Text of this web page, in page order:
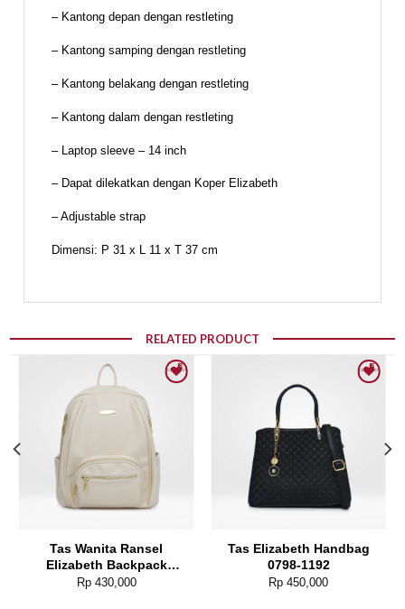
– Kantong depan dengan restleting
– Kantong samping dengan restleting
– Kantong belakang dengan restleting
– Kantong dalam dengan restleting
– Laptop sleeve – 14 inch
– Dapat dilekatkan dengan Koper Elizabeth
– Adjustable strap
Dimensi: P 31 x L 11 x T 37 cm
RELATED PRODUCT
Add to wishlist
Tas Wanita Ransel
Elizabeth Backpack
0055-5094
Rp430,000
Add to wishlist
Tas Elizabeth Handbag
0798-1192
Rp 450,000